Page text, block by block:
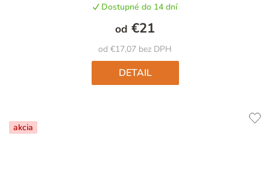
je
5,0
z
5
hviezdičiek.
Dostupné do 14 dní
od €17,07 bez DPH
od €21
DETAIL
akcia